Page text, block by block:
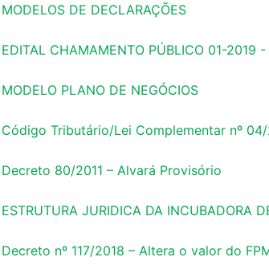
MODELOS DE DECLARAÇÕES
EDITAL CHAMAMENTO PÚBLICO 01-2019
MODELO PLANO DE NEGÓCIOS
Código Tributário/Lei Complementar nº 04/
Decreto 80/2011 – Alvará Provisório
ESTRUTURA JURIDICA DA INCUBADORA
Decreto nº 117/2018 – Altera o valor do